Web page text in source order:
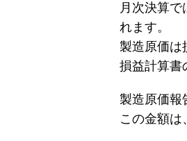
月次決算
れます。
製造原価は
損益計算書
製造原価報
この金額は